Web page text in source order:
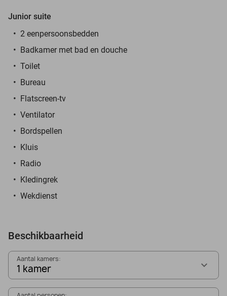
Junior suite
2 eenpersoonsbedden
Badkamer met bad en douche
Toilet
Bureau
Flatscreen-tv
Ventilator
Bordspellen
Kluis
Radio
Kledingrek
Wekdienst
Beschikbaarheid
Aantal kamers:
1 kamer